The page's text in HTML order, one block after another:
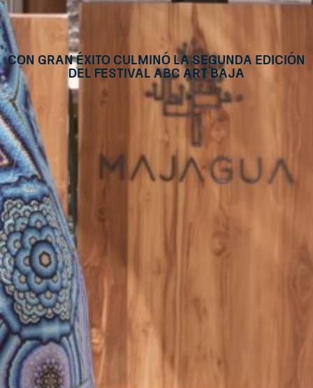
Con gran éxito culminó la segunda edición
del festival ABC Art Baja